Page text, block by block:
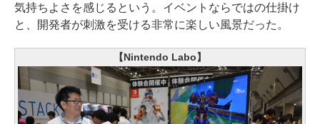
気持ちよさを感じるという。イベントならではの仕掛け
と、開発者が刺激を受ける非常に楽しい風景だった。
【Nintendo Labo】